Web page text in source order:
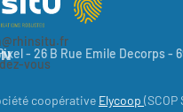
vous
- 26 B Rue Emile Decorps -
coopérative Elycoop